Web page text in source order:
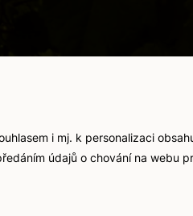
nápojů osobám mladším
Vytvořil webProgress
i mj. k personalizaci
údajů o chování na webu